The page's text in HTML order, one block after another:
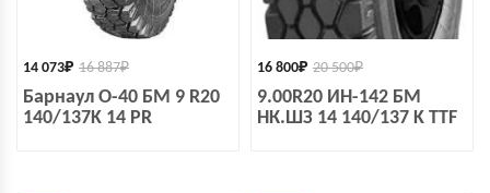
16 887₽
14 073₽
Барнаул О-40 БМ 9 R20
140/137K 14 PR
20 500₽
16 800₽
9.00R20 ИН-142 БМ
НК.ШЗ 14 140/137 K TTF